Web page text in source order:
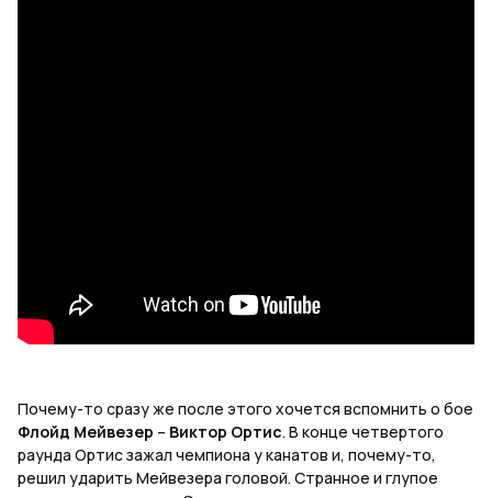
Почему-то сразу же после этого хочется вспомнить о бое
Флойд Мейвезер – Виктор Ортис. В конце четвертого
раунда Ортис зажал чемпиона у канатов и, почему-то,
решил ударить Мейвезера головой. Странное и глупое